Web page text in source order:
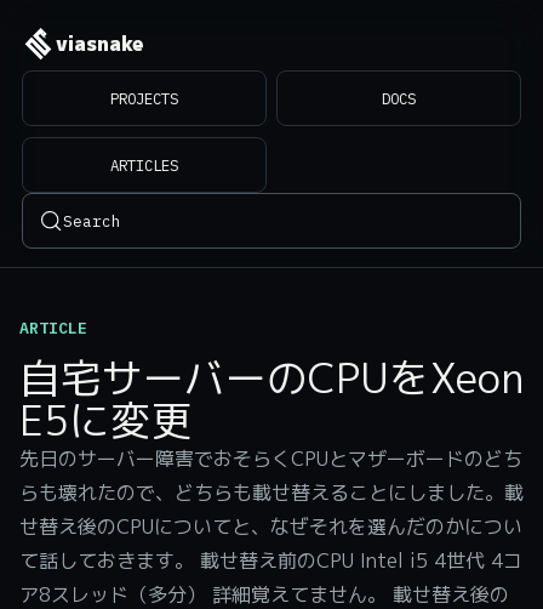
viasnake
PROJECTS DOCS
ARTICLES
Search
ARTICLE
自宅サーバーのCPUをXeon
E5に変更
先日のサーバー障害でおそらくCPUとマザーボードのどち
らも壊れたので、どちらも載せ替えることにしました。載
せ替え後のCPUについてと、なぜそれを選んだのかについ
て話しておきます。 載せ替え前のCPU Intel i5 4世代 4コ
ア8スレッド（多分） 詳細覚えてません。 載せ替え後の